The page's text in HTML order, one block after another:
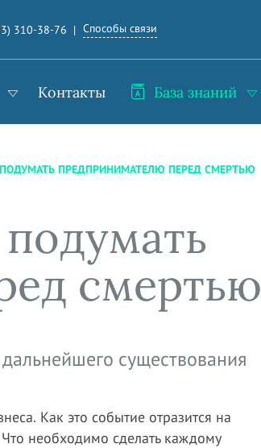
310-38-76 Способы связи
Контакты База знаний
ПРЕДПРИНИМАТЕЛЮ ПЕРЕД СМЕРТЬЮ
смертью
существования
Как это событие отразится на
необходимо сделать каждому